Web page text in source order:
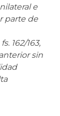
e
parte de
162/163,
sin